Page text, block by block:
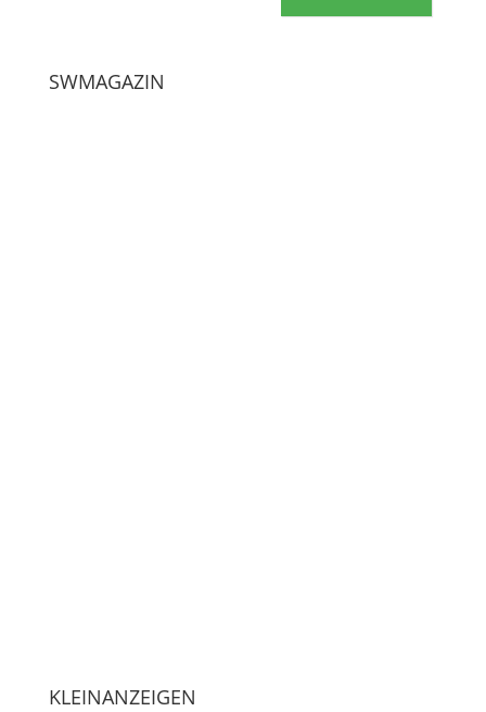
SWMAGAZIN
KLEINANZEIGEN